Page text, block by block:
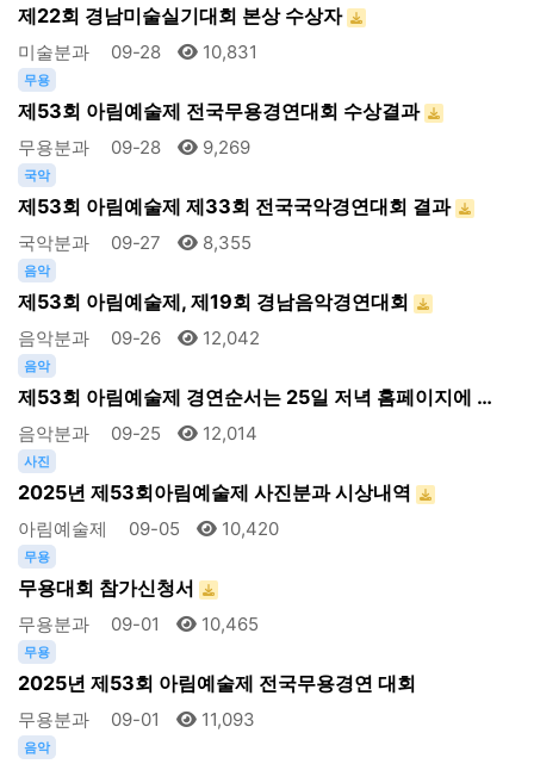
제22회 경남미술실기대회 본상 수상자
미술분과 09-28 10,831
무용
제53회 아림예술제 전국무용경연대회 수상결과
무용분과 09-28 9,269
국악
제53회 아림예술제 제33회 전국국악경연대회 결과
국악분과 09-27 8,355
음악
제53회 아림예술제, 제19회 경남음악경연대회
음악분과 09-26 12,042
음악
제53회 아림예술제 경연순서는 25일 저녁 홈페이지에 …
음악분과 09-25 12,014
사진
2025년 제53회아림예술제 사진분과 시상내역
아림예술제 09-05 10,420
무용
무용대회 참가신청서
무용분과 09-01 10,465
무용
2025년 제53회 아림예술제 전국무용경연 대회
무용분과 09-01 11,093
음악